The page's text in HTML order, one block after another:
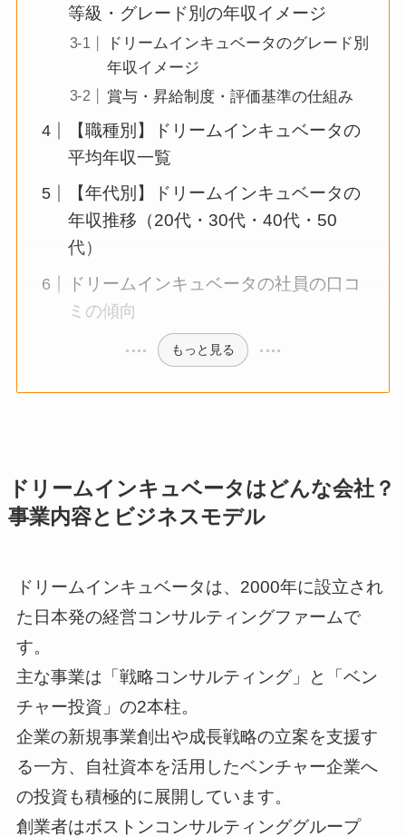
等級・グレード別の年収イメージ
ドリームインキュベータのグレード別
年収イメージ
賞与・昇給制度・評価基準の仕組み
【職種別】ドリームインキュベータの
平均年収一覧
【年代別】ドリームインキュベータの
年収推移（20代・30代・40代・50
代）
ドリームインキュベータの社員の口コ
ミの傾向
もっと見る
ドリームインキュベータはどんな会社？
事業内容とビジネスモデル
ドリームインキュベータは、2000年に設立され
た日本発の経営コンサルティングファームで
す。
主な事業は「戦略コンサルティング」と「ベン
チャー投資」の2本柱。
企業の新規事業創出や成長戦略の立案を支援す
る一方、自社資本を活用したベンチャー企業へ
の投資も積極的に展開しています。
創業者はボストンコンサルティンググループ